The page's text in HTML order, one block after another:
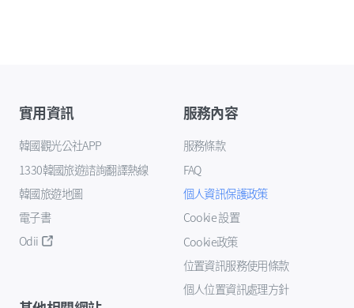
實用資訊
韓國觀光公社APP
1330韓國旅遊諮詢翻譯熱線
韓國旅遊地圖
電子書
Odii
服務內容
服務條款
FAQ
個人資訊保護政策
Cookie 設置
Cookie政策
位置資訊服務使用條款
個人位置資訊處理方針